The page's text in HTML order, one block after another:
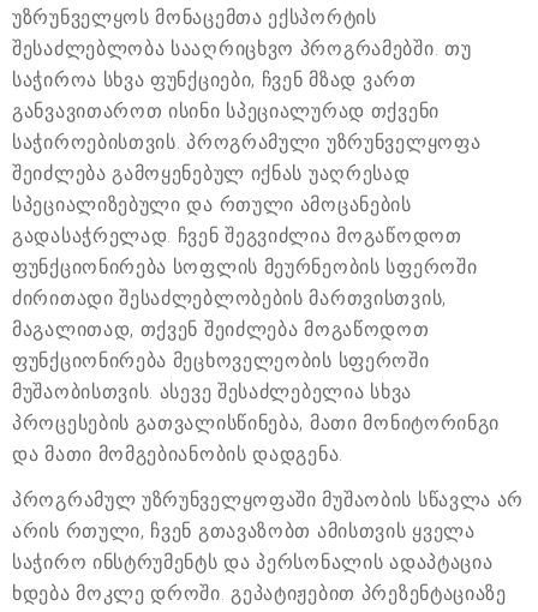
უზრუნველყოს მონაცემთა ექსპორტის
შესაძლებლობა სააღრიცხვო პროგრამებში. თუ
საჭიროა სხვა ფუნქციები, ჩვენ მზად ვართ
განვავითაროთ ისინი სპეციალურად თქვენი
საჭიროებისთვის. პროგრამული უზრუნველყოფა
შეიძლება გამოყენებულ იქნას უაღრესად
სპეციალიზებული და რთული ამოცანების
გადასაჭრელად. ჩვენ შეგვიძლია მოგაწოდოთ
ფუნქციონირება სოფლის მეურნეობის სფეროში
ძირითადი შესაძლებლობების მართვისთვის,
მაგალითად, თქვენ შეიძლება მოგაწოდოთ
ფუნქციონირება მეცხოველეობის სფეროში
მუშაობისთვის. ასევე შესაძლებელია სხვა
პროცესების გათვალისწინება, მათი მონიტორინგი
და მათი მომგებიანობის დადგენა.
პროგრამულ უზრუნველყოფაში მუშაობის სწავლა არ
არის რთული, ჩვენ გთავაზობთ ამისთვის ყველა
საჭირო ინსტრუმენტს და პერსონალის ადაპტაცია
ხდება მოკლე დროში. გეპატიჟებით პრეზენტაციაზე